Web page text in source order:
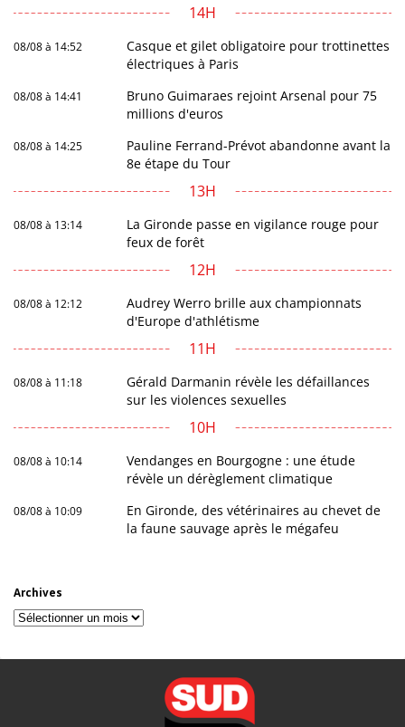
14H
08/08 à 14:52
Casque et gilet obligatoire pour trottinettes
électriques à Paris
08/08 à 14:41
Bruno Guimaraes rejoint Arsenal pour 75
millions d'euros
08/08 à 14:25
Pauline Ferrand-Prévot abandonne avant la
8e étape du Tour
13H
08/08 à 13:14
La Gironde passe en vigilance rouge pour
feux de forêt
12H
08/08 à 12:12
Audrey Werro brille aux championnats
d'Europe d'athlétisme
11H
08/08 à 11:18
Gérald Darmanin révèle les défaillances
sur les violences sexuelles
10H
08/08 à 10:14
Vendanges en Bourgogne : une étude
révèle un dérèglement climatique
08/08 à 10:09
En Gironde, des vétérinaires au chevet de
la faune sauvage après le mégafeu
Archives
Archives